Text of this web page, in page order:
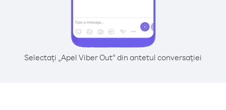
Selectați „Apel Viber Out” din antetul conversației